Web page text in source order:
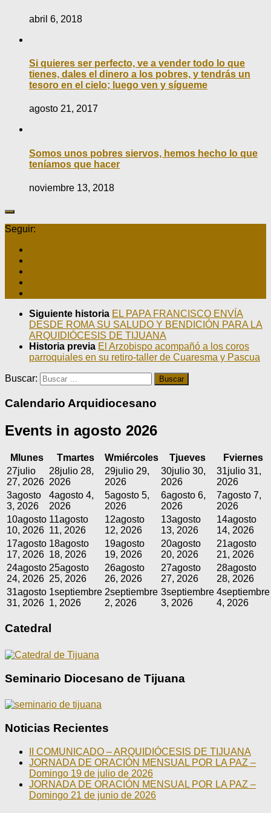
abril 6, 2018
Si quieres ser perfecto, ve a vender todo lo que
tienes, dales el dinero a los pobres, y tendrás un
tesoro en el cielo; luego ven y sígueme
agosto 21, 2017
Somos unos pobres siervos, hemos hecho lo que
teníamos que hacer
noviembre 13, 2018
Seguir:
Siguiente historia EL PAPA FRANCISCO ENVÍA
DESDE ROMA SU SALUDO Y BENDICIÓN PARA LA
ARQUIDIÓCESIS DE TIJUANA
Historia previa El Arzobispo acompañó a los coros
parroquiales en su retiro-taller de Cuaresma y Pascua
Buscar:
Calendario Arquidiocesano
Events in agosto 2026
M lunes Tmartes Wmiércoles Tjueves Fviernes
27julio
27, 2026
28julio 28,
2026
29julio 29,
2026
30julio 30,
2026
31julio 31,
2026
3agosto
3, 2026
4agosto 4,
2026
5agosto 5,
2026
6agosto 6,
2026
7agosto 7,
2026
10agosto
10, 2026
11agosto
11, 2026
12agosto
12, 2026
13agosto
13, 2026
14agosto
14, 2026
17agosto
17, 2026
18agosto
18, 2026
19agosto
19, 2026
20agosto
20, 2026
21agosto
21, 2026
24agosto
24, 2026
25agosto
25, 2026
26agosto
26, 2026
27agosto
27, 2026
28agosto
28, 2026
31agosto
31, 2026
1septiembre
1, 2026
2septiembre
2, 2026
3septiembre
3, 2026
4septiembre
4, 2026
Catedral
Seminario Diocesano de Tijuana
Noticias Recientes
II COMUNICADO – ARQUIDIÓCESIS DE TIJUANA
JORNADA DE ORACIÓN MENSUAL POR LA PAZ –
Domingo 19 de julio de 2026
JORNADA DE ORACIÓN MENSUAL POR LA PAZ –
Domingo 21 de junio de 2026